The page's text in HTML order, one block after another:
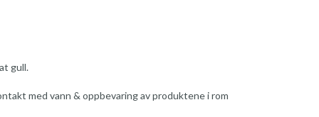
gull.
med vann & oppbevaring av produktene i rom